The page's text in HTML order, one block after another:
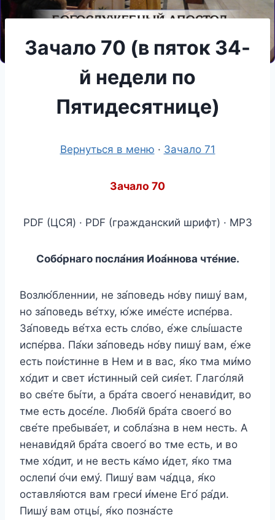
Зачало 70 (в пяток 34-
й недели по
Пятидесятнице)
Вернуться в меню · Зачало 71
Зачало 70
PDF (ЦСЯ) · PDF (гражданский шрифт) · MP3
Собо́рнаго посла́ния Иоа́ннова чте́ние.
Возлю́бленнии, не за́поведь но́ву пишу́ вам,
но за́поведь ве́тху, ю́же име́сте испе́рва.
За́поведь ве́тха есть сло́во, е́же слы́шасте
испе́рва. Па́ки за́поведь но́ву пишу́ вам, е́же
есть пои́стинне в Нем и в вас, я́ко тма ми́мо
хо́дит и свет и́стинный сей сия́ет. Глаго́ляй
во све́те бы́ти, а бра́та своего́ ненави́дит, во
тме есть досе́ле. Любя́й бра́та своего́ во
све́те пребыва́ет, и собла́зна в нем несть. А
ненави́дяй бра́та своего́ во тме есть, и во
тме хо́дит, и не весть ка́мо и́дет, я́ко тма
ослепи́ о́чи ему́. Пишу́ вам ча́дца, я́ко
оставля́ются вам греси́ и́мене Его́ ра́ди.
Пишу́ вам отцы́, я́ко позна́сте